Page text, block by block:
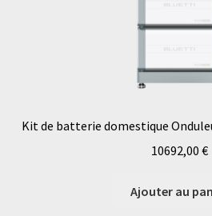
Kit de batterie domestique
10692,00 €
Ajouter au